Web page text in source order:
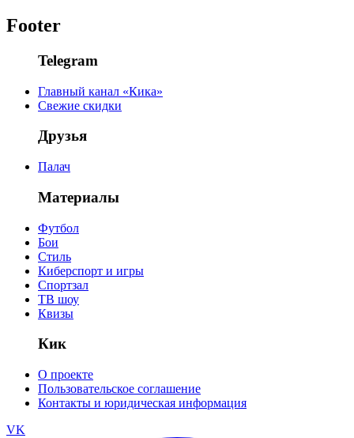
Footer
Telegram
Главный канал «Кика»
Свежие скидки
Друзья
Палач
Материалы
Футбол
Бои
Стиль
Киберспорт и игры
Спортзал
ТВ шоу
Квизы
Кик
О проекте
Пользовательское соглашение
Контакты и юридическая информация
VK